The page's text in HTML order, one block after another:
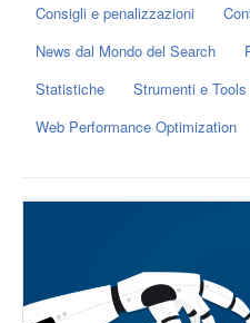
Consigli e penalizzazioni
News dal Mondo del Search
Statistiche
Strumenti e Tools
Web Performance Optimization